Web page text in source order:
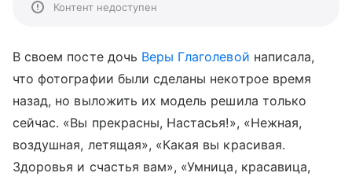
Контент недоступен
В своем посте дочь Веры Глаголевой написала,
что фотографии были сделаны некотрое время
назад, но выложить их модель решила только
сейчас. «Вы прекрасны, Настасья!», «Нежная,
воздушная, летящая», «Какая вы красивая.
Здоровья и счастья вам», «Умница, красавица,